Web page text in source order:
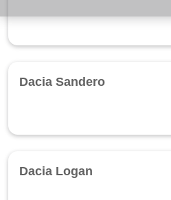
Dacia Sandero
Dacia Logan